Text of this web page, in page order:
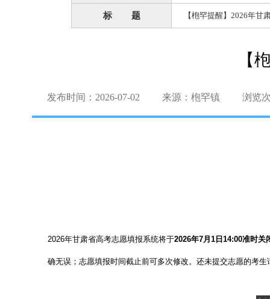
标 题 【枹罕提醒】2026年甘
【
发布时间：2026-07-02 来源：枹罕镇 浏览
2026年甘肃省高考志愿填报系统将于2026年7月1日14:00准时关
确无误；志愿填报时间截止前可多次修改。还未提交志愿的考